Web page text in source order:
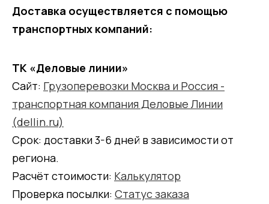
Доставка осуществляется с помощью
транспортных компаний:
ТК «Деловые линии»
Сайт: Грузоперевозки Москва и Россия -
транспортная компания Деловые Линии
(dellin.ru)
Срок: доставки 3-6 дней в зависимости от
региона.
Расчёт стоимости: Калькулятор
Проверка посылки: Статус заказа